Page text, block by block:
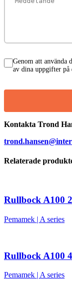
Genom att använda
av dina uppgifter på
Kontakta Trond
Relaterade
Rullbock A100
Pemamek | A series
Rullbock A100
Pemamek | A series